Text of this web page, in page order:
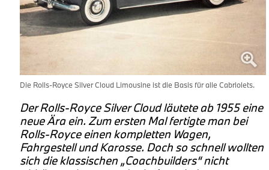
Die Rolls-Royce Silver Cloud Limousine ist die Basis für alle Cabriolets.
Der Rolls-Royce Silver Cloud läutete ab 1955 eine
neue Ära ein. Zum ersten Mal fertigte man bei
Rolls-Royce einen kompletten Wagen,
Fahrgestell und Karosse. Doch so schnell wollten
sich die klassischen „Coachbuilders“ nicht